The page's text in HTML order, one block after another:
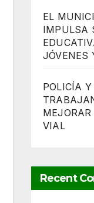
EL
IMPULSA
JÓVENES
POLICÍA
VIAL
Recent